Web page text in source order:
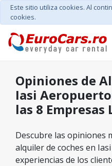
Este sitio utiliza cookies. Al
cookies.
Opiniones de
Iasi
las 8 Empresas
Descubre las opiniones
alquiler de coches en
experiencias de los